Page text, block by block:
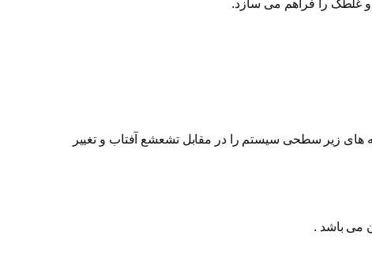
های زیر سطحی سیستم را در مقابل تشعشع آفتاب و تغییر